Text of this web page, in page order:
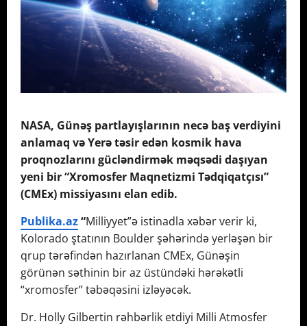
NASA, Günəş partlayışlarının necə baş verdiyini
anlamaq və Yerə təsir edən kosmik hava
proqnozlarını gücləndirmək məqsədi daşıyan
yeni bir “Xromosfer Maqnetizmi Tədqiqatçısı”
(CMEx) missiyasını elan edib.
Publika.az“Milliyyet”ə istinadla xəbər verir ki,
Kolorado ştatının Boulder şəhərində yerləşən bir
qrup tərəfindən hazırlanan CMEx, Günəşin
görünən səthinin bir az üstündəki hərəkətli
“xromosfer” təbəqəsini izləyəcək.
Dr. Holly Gilbertin rəhbərlik etdiyi Milli Atmosfer